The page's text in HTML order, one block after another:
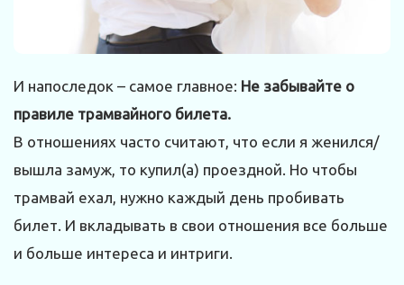
И напоследок – самое главное: Не забывайте о
правиле трамвайного билета.
В отношениях часто считают, что если я женился/
вышла замуж, то купил(а) проездной. Но чтобы
трамвай ехал, нужно каждый день пробивать
билет. И вкладывать в свои отношения все больше
и больше интереса и интриги.